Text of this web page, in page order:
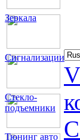
Зеркала
Сигнализации
Стекло-
подъемники
Тюнинг авто